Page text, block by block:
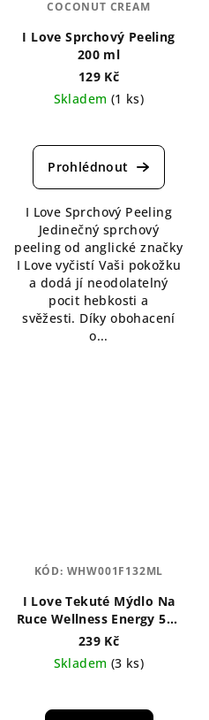
I Love Sprchový Peeling
200 ml
129 Kč
Skladem (1 ks)
I Love Sprchový Peeling
Jedinečný sprchový
peeling od anglické značky
I Love vyčistí Vaši pokožku
a dodá jí neodolatelný
pocit hebkosti a
svěžesti. Díky obohacení
o...
COCONUT CREAM
I Love Tekuté Mýdlo Na
Ruce Wellness Energy 500
ml
239 Kč
Skladem (3 ks)
KÓD: WHW001F132ML